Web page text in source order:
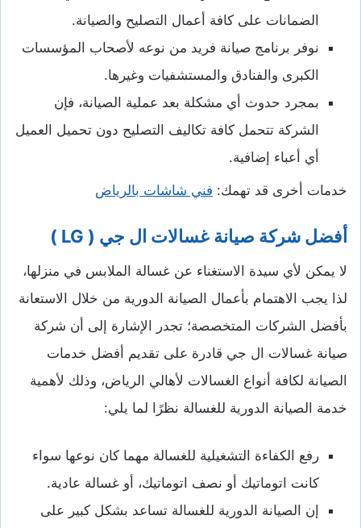
الضمانات على كافة أعمال التصليح والصيانة.
نوفر برنامج صيانة فريد من نوعه لأصحاب المؤسسات
الكبرى والفنادق والمستشفيات وغيرها.
بمجرد حدوث أي مشكلة بعد عملية الصيانة، فإن
الشركة تتحمل كافة تكاليف التصليح دون تحميل العميل
أي أعباء إضافية.
خدمات أخرى قد تهمك: فني شاشات بالرياض
أفضل شركة صيانة غسالات ال جي ( LG )
لا يمكن لأي سيدة الاستغناء عن غسالة الملابس في منزلها،
لذا يجب الاهتمام بأعمال الصيانة الدورية من خلال الاستعانة
بأفضل الشركات المتخصصة؛ تجدر الإشارة إلى أن شركة
صيانة غسالات ال جي قادرة على تقديم أفضل خدمات
الصيانة لكافة أنواع الغسالات لأهالي الرياض، وذلك لأهمية
خدمة الصيانة الدورية للغسالة نظرًا لما يلي:
رفع الكفاءة التشغيلية للغسالة مهما كان نوعها سواء
كانت اتوماتيك أو نصف اتوماتيك، أو غسالة عادية.
إن الصيانة الدورية للغسالة تساعد بشكل كبير على